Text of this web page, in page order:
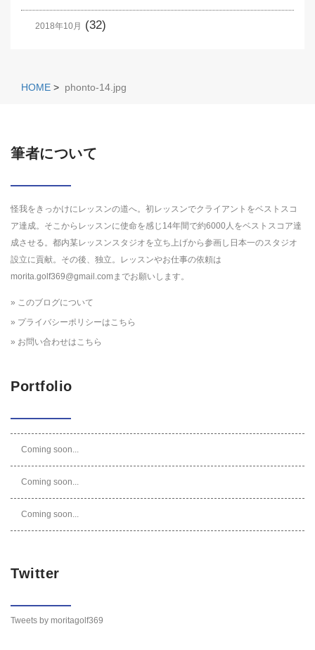
2018年10月 (32)
HOME > phonto-14.jpg
筆者について
怪我をきっかけにレッスンの道へ。初レッスンでクライアントをベストスコ
ア達成。そこからレッスンに使命を感じ14年間で約6000人をベストスコア達
成させる。都内某レッスンスタジオを立ち上げから参画し日本一のスタジオ
設立に貢献。その後、独立。レッスンやお仕事の依頼は
morita.golf369@gmail.comまでお願いします。
» このブログについて
» プライバシーポリシーはこちら
» お問い合わせはこちら
Portfolio
Coming soon...
Coming soon...
Coming soon...
Twitter
Tweets by moritagolf369